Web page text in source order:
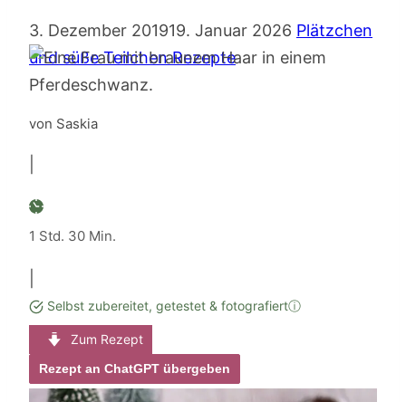
3. Dezember 201919. Januar 2026 Plätzchen
und süße Teilchen Rezepte
von Saskia
1 Stunde
Std. 30Minuten
Min.
Selbst zubereitet, getestet & fotografiertⓘ
Zum Rezept
Rezept an ChatGPT übergeben